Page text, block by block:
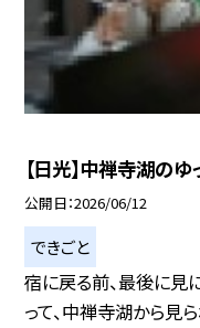
【日光】中禅寺湖の
公開日 2026/06/12
できごと
宿に戻る前、最後に見
って、中禅寺湖から見